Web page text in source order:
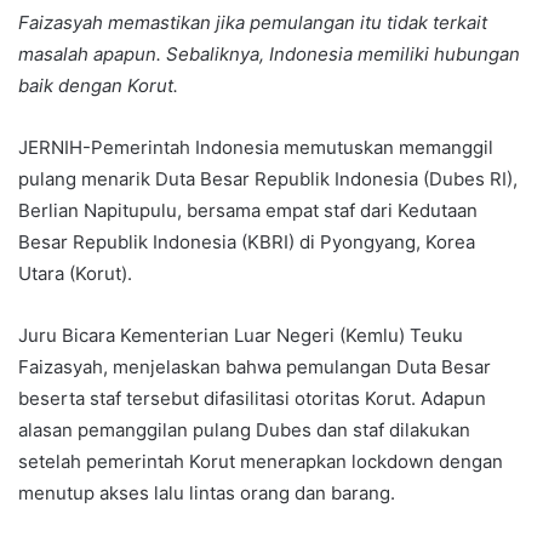
Faizasyah memastikan jika pemulangan itu tidak terkait
masalah apapun. Sebaliknya, Indonesia memiliki hubungan
baik dengan Korut.
JERNIH-Pemerintah Indonesia memutuskan memanggil
pulang menarik Duta Besar Republik Indonesia (Dubes RI),
Berlian Napitupulu, bersama empat staf dari Kedutaan
Besar Republik Indonesia (KBRI) di Pyongyang, Korea
Utara (Korut).
Juru Bicara Kementerian Luar Negeri (Kemlu) Teuku
Faizasyah, menjelaskan bahwa pemulangan Duta Besar
beserta staf tersebut difasilitasi otoritas Korut. Adapun
alasan pemanggilan pulang Dubes dan staf dilakukan
setelah pemerintah Korut menerapkan lockdown dengan
menutup akses lalu lintas orang dan barang.